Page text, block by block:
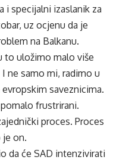
i specijalni izaslanik za
uz ocjenu da je
na Balkanu.
to uložimo malo više
ne samo mi, radimo u
saveznicima.
frustrirani.
proces. Proces
je on.
da će SAD intenzivirati